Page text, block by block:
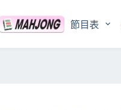
節目表